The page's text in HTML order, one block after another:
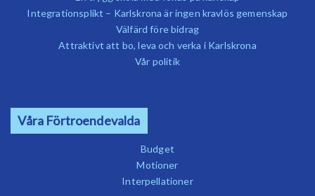
Integrationsplikt – Karlskrona är ingen kravlös gemenskap
Välfärd före bidrag
Attraktivt att bo, leva och verka i Karlskrona
Vår politik
Våra Förtroendevalda
Budget
Motioner
Interpellationer